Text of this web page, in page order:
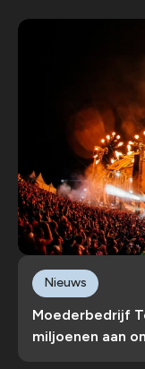
Moederbedrijf
miljoenen aan
Nieuws